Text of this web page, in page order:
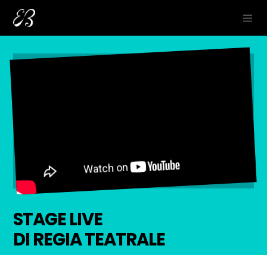
STAGE LIVE
DI REGIA TEATRALE